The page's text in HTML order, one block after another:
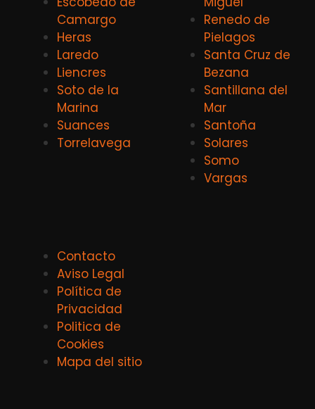
Camargo
Heras
Laredo
Liencres
Soto de la
Marina
Suances
Torrelavega
Renedo de
Pielagos
Santa Cruz de
Bezana
Santillana del
Mar
Santoña
Solares
Somo
Vargas
Contacto
Aviso Legal
Política de
Privacidad
Politica de
Cookies
Mapa del sitio